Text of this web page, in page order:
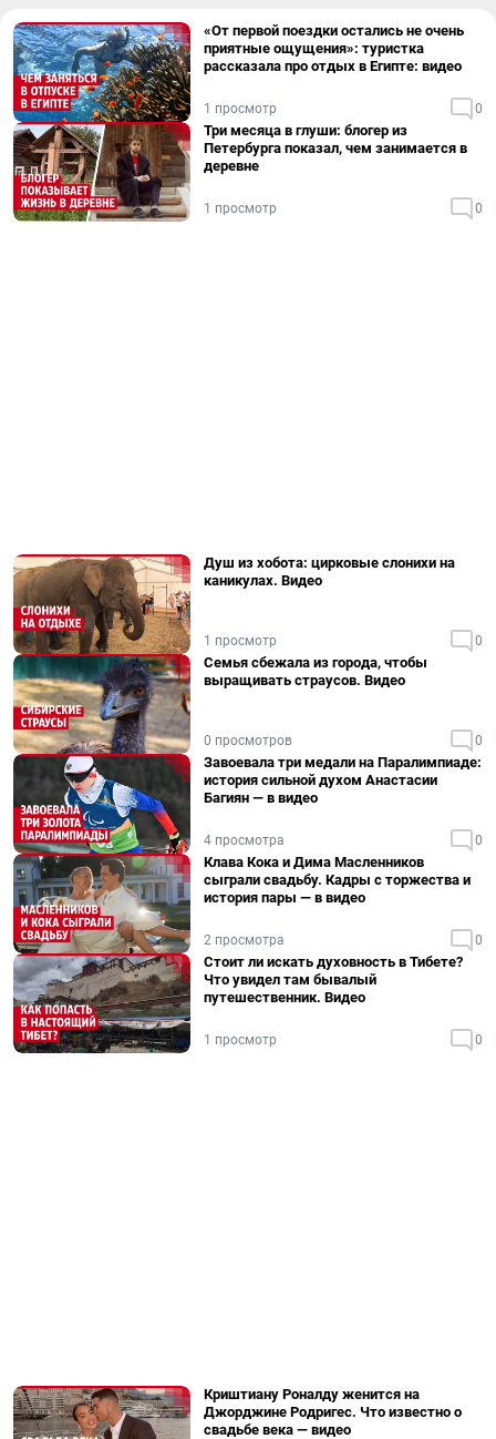
«От первой поездки остались не очень
приятные ощущения»: туристка
рассказала про отдых в Египте: видео
1 просмотр 0
Три месяца в глуши: блогер из
Петербурга показал, чем занимается в
деревне
1 просмотр 0
Душ из хобота: цирковые слонихи на
каникулах. Видео
1 просмотр 0
Семья сбежала из города, чтобы
выращивать страусов. Видео
0 просмотров 0
Завоевала три медали на Паралимпиаде:
история сильной духом Анастасии
Багиян — в видео
4 просмотра 0
Клава Кока и Дима Масленников
сыграли свадьбу. Кадры с торжества и
история пары — в видео
2 просмотра 0
Стоит ли искать духовность в Тибете?
Что увидел там бывалый
путешественник. Видео
1 просмотр 0
Криштиану Роналду женится на
Джорджине Родригес. Что известно о
свадьбе века — видео